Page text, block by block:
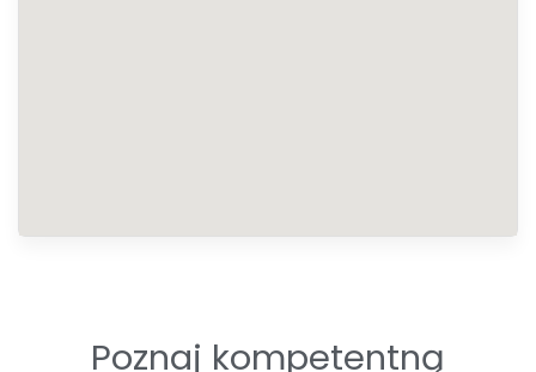
Poznaj kompetentną